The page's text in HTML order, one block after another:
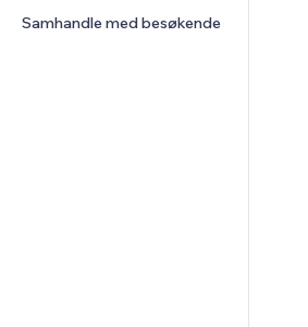
Samhandle med besøkende